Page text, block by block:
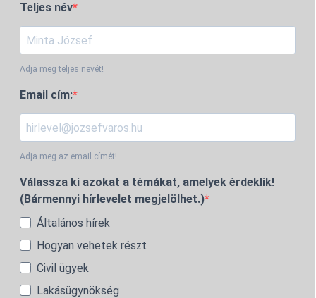
Teljes név
Adja meg teljes nevét!
Email cím:
Adja meg az email címét!
Válassza ki azokat a témákat, amelyek érdeklik!
(Bármennyi hírlevelet megjelölhet.)
Általános hírek
Hogyan vehetek részt
Civil ügyek
Lakásügynökség